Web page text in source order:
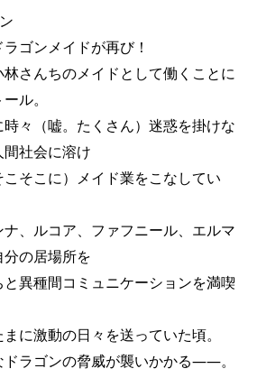
ゴンメイドが再び！
さんちのメイドとして働くことに
ル。
々（嘘。たくさん）迷惑を掛けな
社会に溶け
そこに）メイド業をこなしてい
、ルコア、ファフニール、エルマ
の居場所を
と異種間コミュニケーションを満喫
に激動の日々を送っていた頃。
ドラゴンの脅威が襲いかかる――。